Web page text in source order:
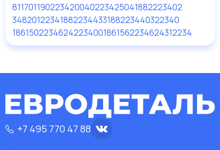
811701190223420040223425041882223402
34820122341882234433188223440322340
18615022346242234001861562234624312234
+7 495 770 47 88